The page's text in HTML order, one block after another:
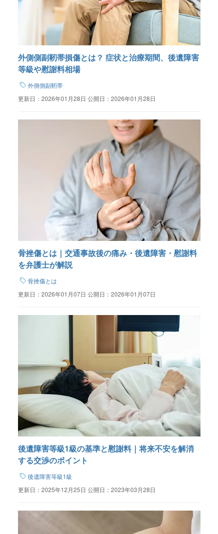
外側側副靭帯損傷とは？ 症状と治療期間、後遺障害
等級や慰謝料相場
外側側副靭帯
更新日： 2026年01月28日 公開日： 2026年01月28日
骨挫傷とは｜交通事故後の痛み・後遺障害・慰謝料
を弁護士が解説
骨挫傷とは
更新日： 2026年01月07日 公開日： 2026年01月07日
後遺障害等級1級の基準と慰謝料｜将来不安を解消
する交渉のポイント
後遺障害等級1級
更新日： 2025年12月25日 公開日： 2023年03月28日